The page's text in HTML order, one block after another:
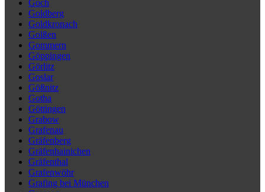
Goch
Goldberg
Goldkronach
Golßen
Gommern
Göppingen
Görlitz
Goslar
Gößnitz
Gotha
Göttingen
Grabow
Grafenau
Gräfenberg
Gräfenhainichen
Gräfenthal
Grafenwöhr
Grafing bei München